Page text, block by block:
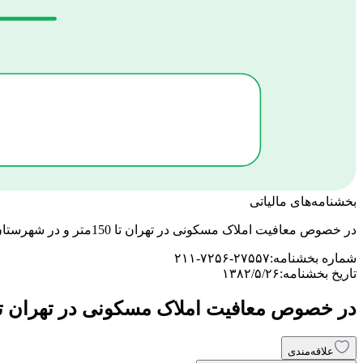
بخشنامه‌های مالیاتی
در خصوص معافیت املاک مسکونی در تهران تا 150متر و در شهرستان تا 200متر مربع
شماره بخشنامه:۲۱۱-۷۲۵۶-۲۷۵۵۷
تاریخ بخشنامه:۱۳۸۲/۵/۲۶
در خصوص معافیت املاک مسکونی در تهران تا 150متر و در شهرستان تا 200متر
علاقه‌مندی